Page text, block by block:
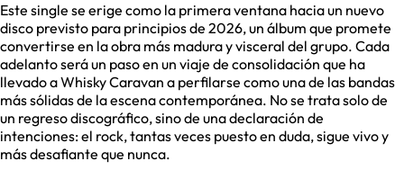
Este single se erige como la primera ventana hacia un nuevo
disco previsto para principios de 2026, un álbum que promete
convertirse en la obra más madura y visceral del grupo. Cada
adelanto será un paso en un viaje de consolidación que ha
llevado a Whisky Caravan a perfilarse como una de las bandas
más sólidas de la escena contemporánea. No se trata solo de
un regreso discográfico, sino de una declaración de
intenciones: el rock, tantas veces puesto en duda, sigue vivo y
más desafiante que nunca.